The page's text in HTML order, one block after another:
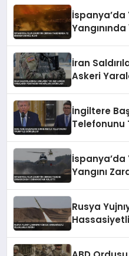
İspanya’da
İran
Askeri
İngiltere
Telefonunu
İspanya’da
Yangını
Rusya